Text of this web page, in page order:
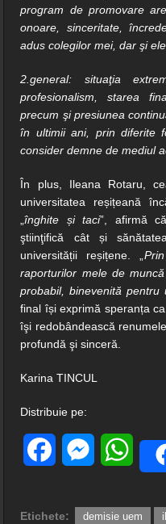
program de promovare
onoare, sinceritate,
adus colegilor mei, dar şi
2.general: situaţia
profesionalism, starea
precum şi presiunea
în ultimii ani, prin diferite
consider demne de mediul
În plus, Ileana Rotaru,
universitatea reșițeană
„înghite și taci”, afirmă
ştiinţifică cât și
universității reșițene. „
raporturilor mele de
probabil, binevenită pentru
final își exprimă speranța
îşi redobândească
profundă şi sinceră.
Karina TINCUL
Distribuie pe:
FacebookMessenger
Etichete: demisie uem